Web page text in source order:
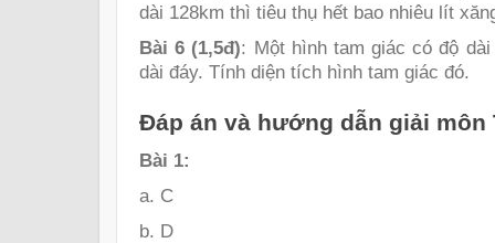
dài 128km thì tiêu thụ hết bao nhiêu lít
Bài 6 (1,5đ): Một hình tam giác có độ
dài đáy. Tính diện tích hình tam giác đó.
Đáp án và hướng dẫn giải môn
Bài 1:
a. C
b. D